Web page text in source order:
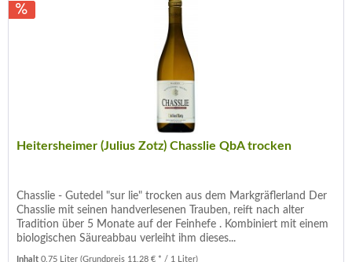
Heitersheimer (Julius Zotz) Chasslie QbA trocken
Chasslie - Gutedel "sur lie" trocken aus dem Markgräflerland Der
Chasslie mit seinen handverlesenen Trauben, reift nach alter
Tradition über 5 Monate auf der Feinhefe . Kombiniert mit einem
biologischen Säureabbau verleiht ihm dieses...
Inhalt0.75 Liter(Grundpreis 11,28 € * / 1 Liter)